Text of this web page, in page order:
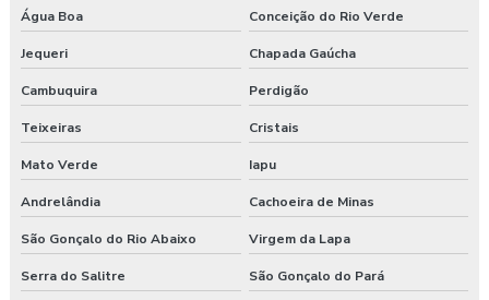
Água Boa Conceição do Rio Verde
Jequeri Chapada Gaúcha
Cambuquira Perdigão
Teixeiras Cristais
Mato Verde Iapu
Andrelândia Cachoeira de Minas
São Gonçalo do Rio Abaixo Virgem da Lapa
Serra do Salitre São Gonçalo do Pará